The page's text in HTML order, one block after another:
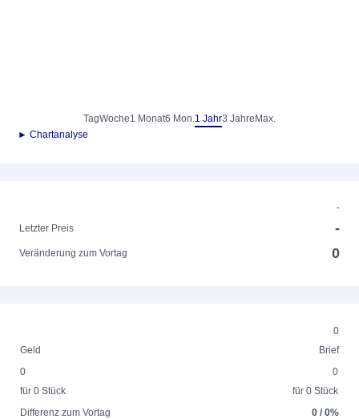
TagWoche1 Monat6 Mon.1 Jahr3 Jahre Max.
► Chartanalyse
-
Letzter Preis
-
Veränderung zum Vortag 0
0
Geld
Brief
0
für 0 Stück
0
für 0 Stück
Differenz zum Vortag
0 / 0%